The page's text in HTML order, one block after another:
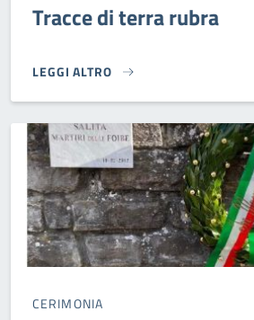
Tracce di terra rubra
LEGGI ALTRO
TRACCE DI TERRA RUBRA}
CERIMONIA